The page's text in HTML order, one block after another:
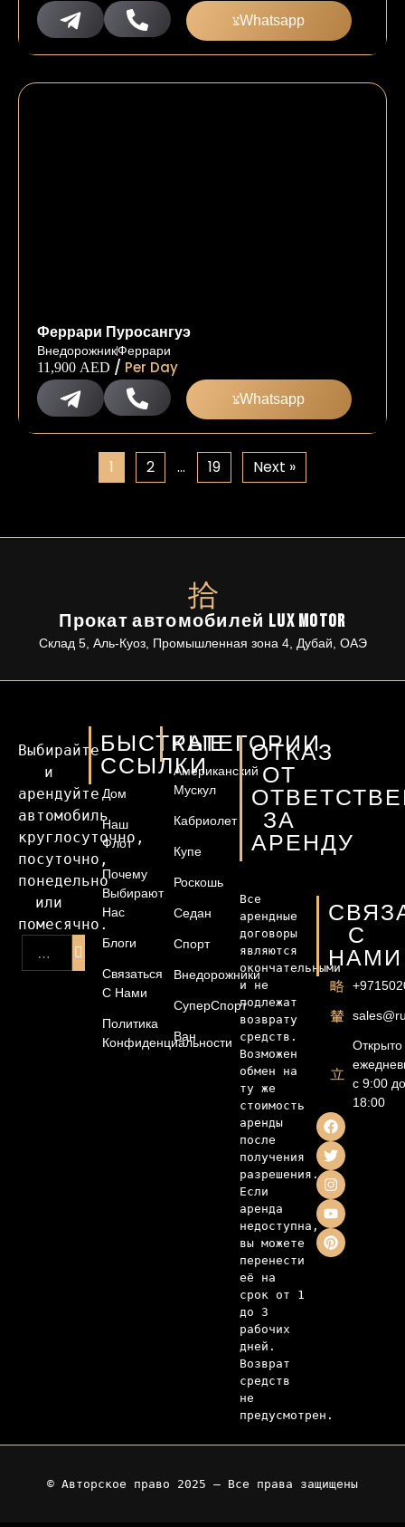
Whatsapp
Феррари Пуросангуэ
ВнедорожникФеррари
11,900 AED / Per Day
Whatsapp
1 2 … 19 Next »
Прокат автомобилей Lux Motor
Склад 5, Аль-Куоз, Промышленная зона 4, Дубай, ОАЭ
Выбирайте
и
арендуйте
автомобиль
круглосуточно,
посуточно,
понедельно
или
помесячно.
БЫСТРЫЕ
ССЫЛКИ
Дом
Наш
Флот
Почему
Выбирают
Нас
Блоги
Связаться
С Нами
Политика
Конфиденциальности
КАТЕГОРИИ
Американский
Мускул
Кабриолет
Купе
Роскошь
Седан
Спорт
Внедорожники
СуперСпорт
Ван
ОТКАЗ
ОТ
ЗА
АРЕНДУ
Все
арендные
договоры
являются
окончательными
и не
подлежат
возврату
средств.
Возможен
обмен на
ту же
стоимость
аренды
после
получения
разрешения.
Если
аренда
недоступна,
вы можете
перенести
её на
срок от 1
до 3
рабочих
дней.
Возврат
средств
не
предусмотрен.
С
НАМИ
Открыто
с 9:00 до
18:00
© Авторское право 2025 — Все права защищены